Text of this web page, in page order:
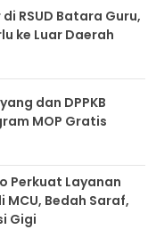
RSUD Batara Guru,
ke Luar Daerah
dan DPPKB
MOP Gratis
Perkuat Layanan
MCU, Bedah Saraf,
Gigi